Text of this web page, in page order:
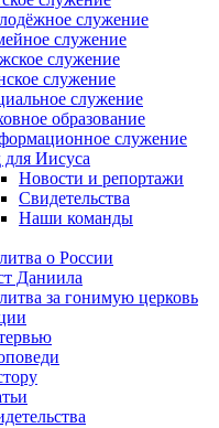
служение
служение
служение
служение
служение
образование
служение
для Иисуса
Новости и репортажи
Свидетельства
Наши команды
о России
Даниила
за гонимую церковь